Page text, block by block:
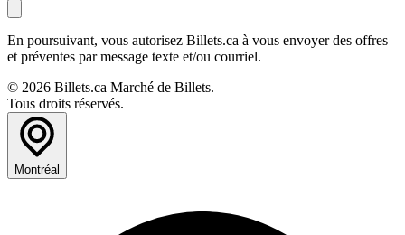
En poursuivant, vous autorisez Billets.ca à vous envoyer des offres
et préventes par message texte et/ou courriel.
© 2026 Billets.ca Marché de Billets.
Tous droits réservés.
Montréal